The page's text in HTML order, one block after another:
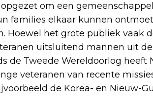
om een
families elkaar kunnen
Hoewel het grote publiek vaak
uitsluitend mannen uit
de Tweede Wereldoorlog heeft
veteranen van recente
de Korea- en Nieuw-